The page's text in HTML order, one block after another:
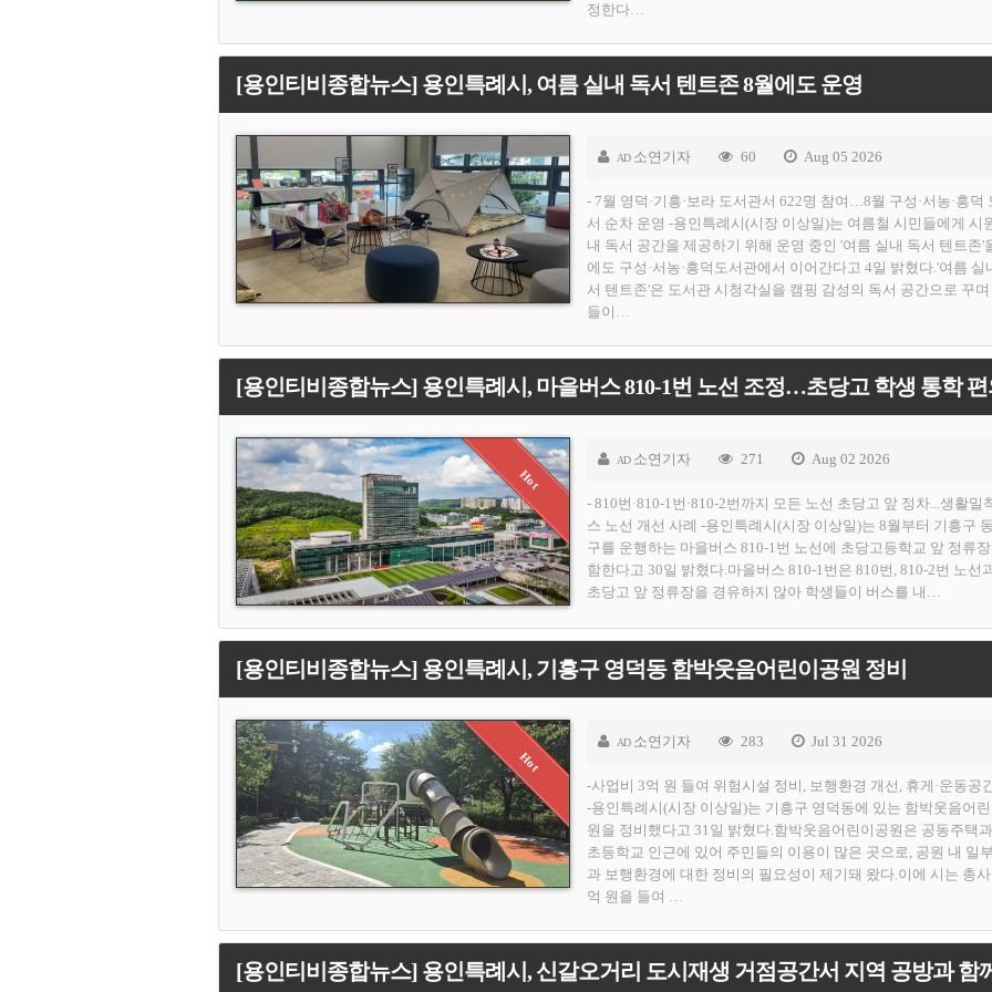
정한다…
[용인티비종합뉴스] 용인특례시, 여름 실내 독서 텐트존 8월에도 운영
AD 소연기자 60 Aug 05 2026
- 7월 영덕·기흥·보라 도서관서 622명 참여…8월 구성·서농·흥덕
서 순차 운영 -용인특례시(시장 이상일)는 여름철 시민들에게 시
내 독서 공간을 제공하기 위해 운영 중인 '여름 실내 독서 텐트존'
에도 구성·서농·흥덕도서관에서 이어간다고 4일 밝혔다.'여름 실
서 텐트존'은 도서관 시청각실을 캠핑 감성의 독서 공간으로 꾸며
들이…
AD 소연기자 271 Aug 02 2026
- 810번·810-1번·810-2번까지 모든 노선 초당고 앞 정차...생활밀
스 노선 개선 사례 -용인특례시(시장 이상일)는 8월부터 기흥구
구를 운행하는 마을버스 810-1번 노선에 초당고등학교 앞 정류
함한다고 30일 밝혔다.마을버스 810-1번은 810번, 810-2번 노선
초당고 앞 정류장을 경유하지 않아 학생들이 버스를 내…
[용인티비종합뉴스] 용인특례시, 기흥구 영덕동 함박웃음어린이공원 정비
AD 소연기자 283 Jul 31 2026
-사업비 3억 원 들여 위험시설 정비, 보행환경 개선, 휴게·운동공
-용인특례시(시장 이상일)는 기흥구 영덕동에 있는 함박웃음어
원을 정비했다고 31일 밝혔다.함박웃음어린이공원은 공동주택
초등학교 인근에 있어 주민들의 이용이 많은 곳으로, 공원 내 일
과 보행환경에 대한 정비의 필요성이 제기돼 왔다.이에 시는 총
억 원을 들여 …